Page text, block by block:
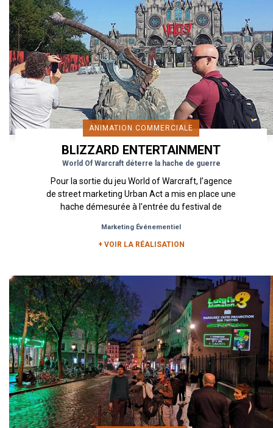
ANIMATION COMMERCIALE
BLIZZARD ENTERTAINMENT
World Of Warcraft déterre la hache de guerre
Pour la sortie du jeu World of Warcraft, l’agence
de street marketing Urban Act a mis en place une
hache démesurée à l'entrée du festival de
Marketing Événementiel
+ VOIR LA RÉALISATION